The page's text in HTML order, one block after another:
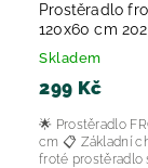
Prostěradlo
120x60 cm
Skladem
299 Kč
🌟 Prostěradlo
cm 📋 Základní charakteristika
froté prostěradlo